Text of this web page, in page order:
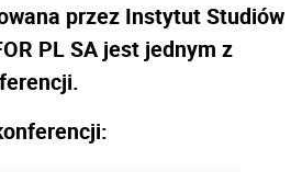
przez Instytut Studiów
PL SA jest jednym z